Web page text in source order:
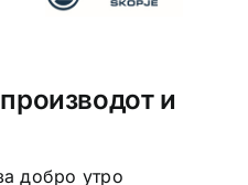
и
добро утро